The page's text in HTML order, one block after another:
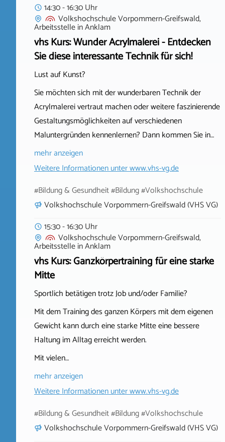
14:30 - 16:30 Uhr
Volkshochschule Vorpommern-Greifswald,
ArbeitsstelleinAnklam
vhs Kurs: Wunder Acrylmalerei - Entdecken
Sie diese interessante Technik für sich!
Lust auf Kunst?
Sie möchten sich mit der wunderbaren Technik der
Acrylmalerei vertraut machen oder weitere faszinierende
Gestaltungsmöglichkeiten auf verschiedenen
Maluntergründen kennenlernen? Dann kommen Sie in…
mehr anzeigen
Weitere Informationen unterwww.vhs-vg.de
#Bildung & Gesundheit #Bildung #Volkshochschule
Volkshochschule Vorpommern-Greifswald (VHS VG)
15:30 - 16:30 Uhr
Volkshochschule Vorpommern-Greifswald,
ArbeitsstelleinAnklam
vhs Kurs: Ganzkörpertraining für eine starke
Mitte
Sportlich betätigen trotz Job und/oder Familie?
Mit dem Training des ganzen Körpers mit dem eigenen
Gewicht kann durch eine starke Mitte eine bessere
Haltung im Alltag erreicht werden.
Mit vielen…
mehr anzeigen
Weitere Informationen unterwww.vhs-vg.de
#Bildung & Gesundheit #Bildung #Volkshochschule
Volkshochschule Vorpommern-Greifswald (VHS VG)